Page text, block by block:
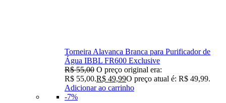
Torneira Alavanca Branca para Purificador de
Água IBBL FR600 Exclusive
R$55,00 O preço original era:
R$ 55,00.R$ 49,99O preço atual é: R$ 49,99.
Adicionar ao carrinho
-7%